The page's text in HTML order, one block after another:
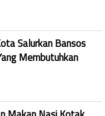
Salurkan Bansos
Membutuhkan